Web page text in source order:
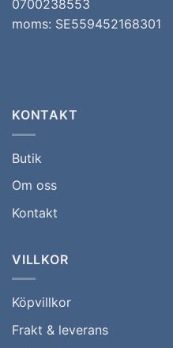
0700238553
moms: SE559452168301
KONTAKT
Butik
Om oss
Kontakt
VILLKOR
Köpvillkor
Frakt & leverans